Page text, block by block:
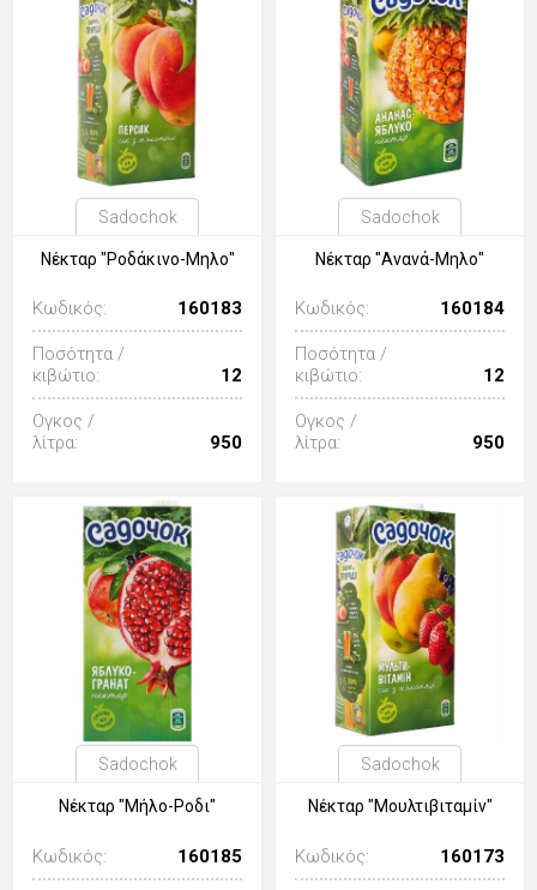
Sadochok
Νέκταρ "Ροδάκινο-Μηλο"
Κωδικός: 160183
Ποσότητα /
κιβώτιο:
12
Ογκος /
λίτρα:
950
Sadochok
Νέκταρ "Ανανά-Μηλο"
Κωδικός: 160184
Ποσότητα /
κιβώτιο:
12
Ογκος /
λίτρα:
950
Sadochok
Νέκταρ "Μήλο-Ροδι"
Κωδικός: 160185
Sadochok
Νέκταρ "Μουλτιβιταμίν"
Κωδικός: 160173